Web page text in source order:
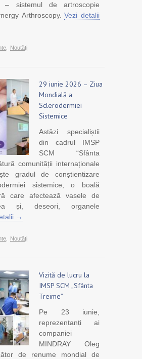
– sistemul de artroscopie
Arthroscopy. Vezi detalii
Noutăţi
29 iunie 2026 – Ziua
Mondială a
Sclerodermiei
Sistemice
Astăzi specialiștii
din cadrul IMSP
SCM “Sfânta
comunității internaționale
gradul de conștientizare
sistemice, o boală
care afectează vasele de
și, deseori, organele
→
Noutăţi
Vizită de lucru la
IMSP SCM „Sfânta
Treime”
Pe 23 iunie,
reprezentanți ai
companiei
MINDRAY Oleg
de renume mondial de